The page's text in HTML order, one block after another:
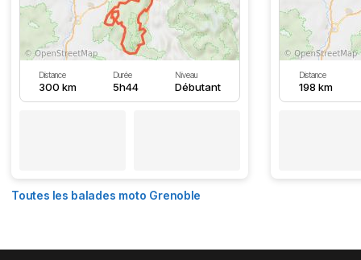
Distance
300 km
Durée
5h44
Niveau
Débutant
Distance
198 km
Toutes les balades moto Grenoble